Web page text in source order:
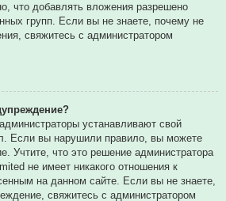
что добавлять вложения разрешено
групп. Если вы не знаете, почему не
свяжитесь с администратором
устанавливают свой
Если вы нарушили правило, вы можете
Учтите, что это решение администратора
не имеет никакого отношения к
на данном сайте. Если вы не знаете,
свяжитесь с администратором